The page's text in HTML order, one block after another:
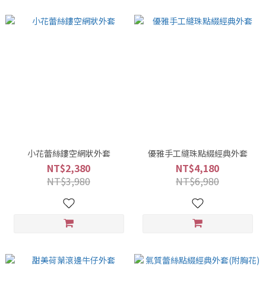
小花蕾絲鏤空網狀外套
NT$2,380
NT$3,980
優雅手工縫珠點綴經典外套
NT$4,180
NT$6,980